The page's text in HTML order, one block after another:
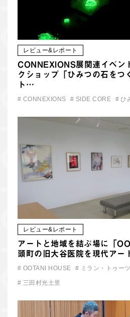
レビュー&レポート
CONNEXIONS展関連イベン
クショップ「ひみつの石をつ
ト…
# CONNEXIONS # SIDE CORE # ひ
レビュー&レポート
アートと地域を結ぶ場に「
頭町の旧大谷医院を現代ア
# OOTANI HOUSE # ミラン・トゥー
# 三田村光土里